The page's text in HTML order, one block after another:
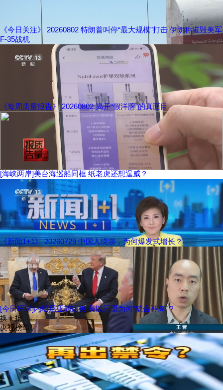
《今日关注》 20260802 特朗普叫停“最大规模”打击 伊朗称摧毁美军
F-35战机
《每周质量报告》 20260802 揭开“假洋牌”的真面目
[海峡两岸]美台海巡船同框 纸老虎还想逞威？
《新闻1+1》 20260729 中国入境游，为何爆发式增长？
[今日环球]内塔尼亚胡访美 美以同盟为何“貌合神离”？
换一批
央视榜单